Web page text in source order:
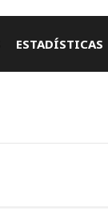
ESTADÍSTICAS